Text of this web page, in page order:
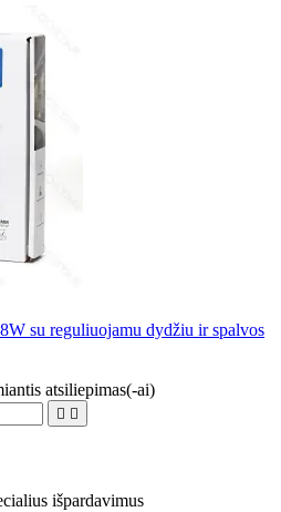
su reguliuojamu dydžiu ir spalvos
atsiliepimas(-ai)
 
išpardavimus